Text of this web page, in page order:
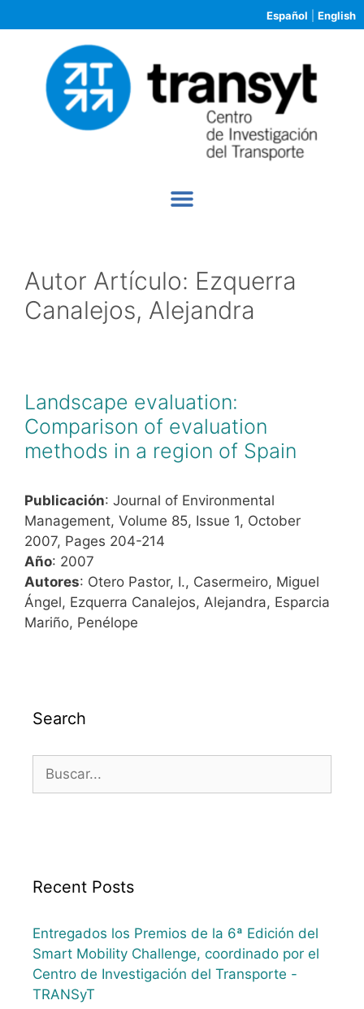
Español English
Autor Artículo: Ezquerra
Canalejos, Alejandra
Landscape evaluation:
Comparison of evaluation
methods in a region of Spain
Publicación: Journal of Environmental
Management, Volume 85, Issue 1, October
2007, Pages 204-214
Año: 2007
Autores: Otero Pastor, I., Casermeiro, Miguel
Ángel, Ezquerra Canalejos, Alejandra, Esparcia
Mariño, Penélope
Search
Recent Posts
Entregados los Premios de la 6ª Edición del
Smart Mobility Challenge, coordinado por el
Centro de Investigación del Transporte -
TRANSyT